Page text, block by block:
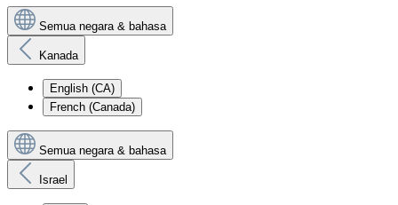
Semua negara & bahasa
Kanada
English (CA)
French (Canada)
Semua negara & bahasa
Israel